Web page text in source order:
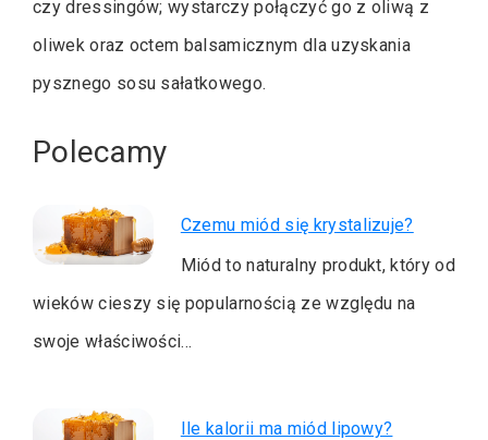
czy dressingów; wystarczy połączyć go z oliwą z
oliwek oraz octem balsamicznym dla uzyskania
pysznego sosu sałatkowego.
Polecamy
Czemu miód się krystalizuje?
Miód to naturalny produkt, który od
wieków cieszy się popularnością ze względu na
swoje właściwości…
Ile kalorii ma miód lipowy?